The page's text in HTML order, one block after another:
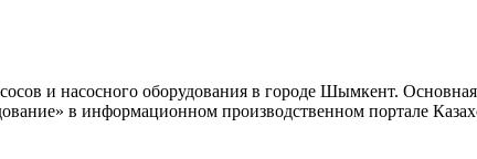
и насосного оборудования в городе Шымкент.
в информационном производственном портале